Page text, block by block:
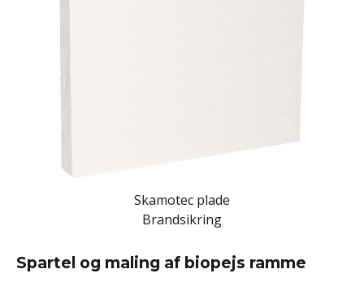
Skamotec plade
Brandsikring
Spartel og maling af biopejs ramme